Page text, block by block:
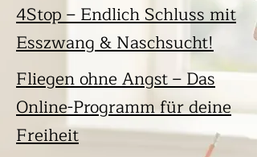
4Stop – Endlich Schluss mit
Esszwang & Naschsucht!
Fliegen ohne Angst – Das
Online-Programm für deine
Freiheit